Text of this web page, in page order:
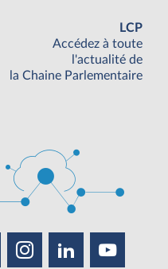
LCP
Accédez à toute
l'actualité de
la Chaine Parlementaire